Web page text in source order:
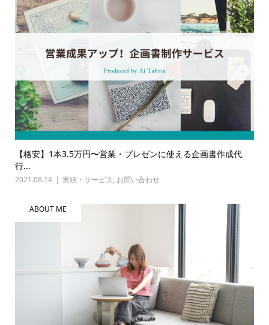
【格安】1本3.5万円〜営業・プレゼンに使える企画書作成代
行...
2021.08.14 実績・サービス, お問い合わせ
ABOUT ME